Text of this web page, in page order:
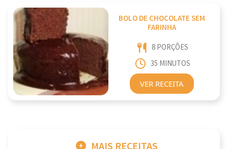
BOLO DE CHOCOLATE SEM
FARINHA
8 PORÇÕES
35 MINUTOS
VER RECEITA